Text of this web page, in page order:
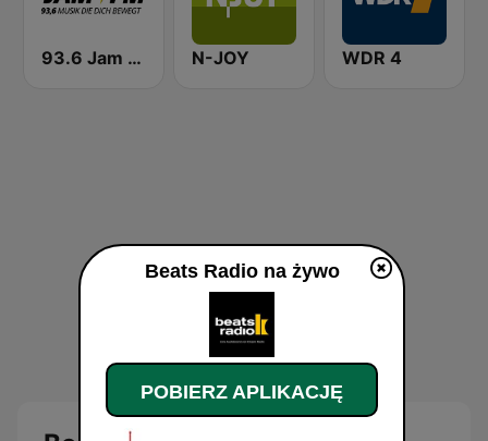
93.6 Jam FM N-JOY WDR 4
Beats Radio na żywo
POBIERZ APLIKACJĘ